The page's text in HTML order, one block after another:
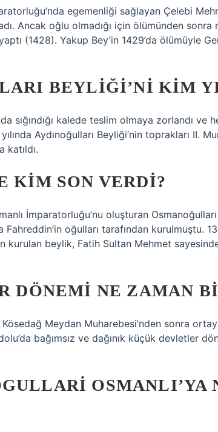
egemenliği sağlayan Çelebi
Ancak oğlu olmadığı için ölümünden sonra
(1428). Yakup Bey’in 1429’da ölümüyle
BEYLIĞI’NI KIM
sığındığı kalede teslim olmaya zorlandı ve
Aydınoğulları Beyliği’nin toprakları II.
katıldı.
KIM SON VERDI?
İmparatorluğu’nu oluşturan
oğulları tarafından kurulmuştu.
kurulan beylik, Fatih Sultan Mehmet
DÖNEMI NE ZAMAN
Meydan Muharebesi’nden sonra
bağımsız ve dağınık küçük devletler
OSMANLI’YA